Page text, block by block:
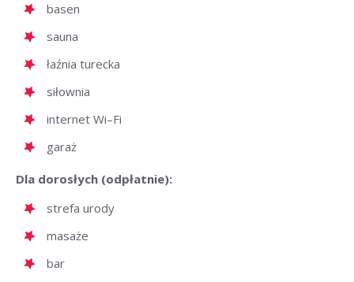
basen
sauna
łaźnia turecka
siłownia
internet Wi–Fi
garaż
Dla dorosłych (odpłatnie):
strefa urody
masaże
bar